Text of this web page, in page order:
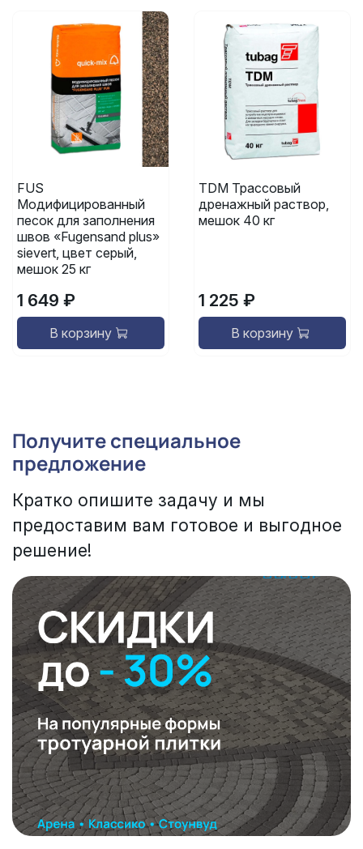
FUS
Модифицированный
песок для заполнения
швов «Fugensand plus»
sievert, цвет серый,
мешок 25 кг
1 649 ₽
В корзину
TDM Трассовый
дренажный раствор,
мешок 40 кг
1 225 ₽
В корзину
Получите специальное
предложение
Кратко опишите задачу и мы
предоставим вам готовое и выгодное
решение!